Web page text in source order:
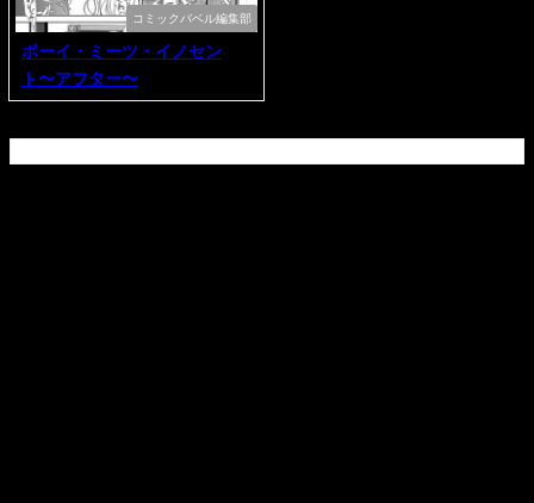
コミックバベル編集部
ボーイ・ミーツ・イノセン
ト〜アフター〜